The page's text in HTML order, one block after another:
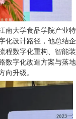
大学食品学院产业特
化设计路径，他总结企
程数字化重构、智能装
数字化改造方案与落地
向升级。